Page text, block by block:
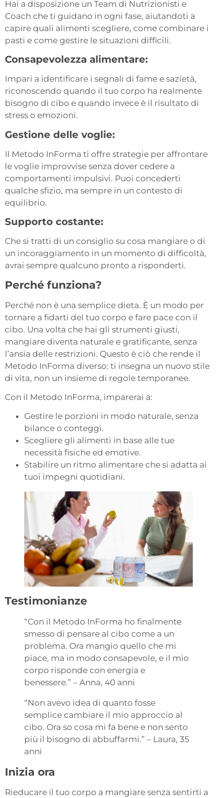
Hai a disposizione un Team di Nutrizionisti e
Coach che ti guidano in ogni fase, aiutandoti a
capire quali alimenti scegliere, come combinare i
pasti e come gestire le situazioni difficili.
Consapevolezza alimentare:
Impari a identificare i segnali di fame e sazietà,
riconoscendo quando il tuo corpo ha realmente
bisogno di cibo e quando invece è il risultato di
stress o emozioni.
Gestione delle voglie:
Il Metodo InForma ti offre strategie per affrontare
le voglie improvvise senza dover cedere a
comportamenti impulsivi. Puoi concederti
qualche sfizio, ma sempre in un contesto di
equilibrio.
Supporto costante:
Che si tratti di un consiglio su cosa mangiare o di
un incoraggiamento in un momento di difficoltà,
avrai sempre qualcuno pronto a risponderti.
Perché funziona?
Perché non è una semplice dieta. È un modo per
tornare a fidarti del tuo corpo e fare pace con il
cibo. Una volta che hai gli strumenti giusti,
mangiare diventa naturale e gratificante, senza
l’ansia delle restrizioni. Questo è ciò che rende il
Metodo InForma diverso: ti insegna un nuovo stile
di vita, non un insieme di regole temporanee.
Con il Metodo InForma, imparerai a:
Gestire le porzioni in modo naturale, senza
bilance o conteggi.
Scegliere gli alimenti in base alle tue
necessità fisiche ed emotive.
Stabilire un ritmo alimentare che si adatta ai
tuoi impegni quotidiani.
Testimonianze
“Con il Metodo InForma ho finalmente
smesso di pensare al cibo come a un
problema. Ora mangio quello che mi
piace, ma in modo consapevole, e il mio
corpo risponde con energia e
benessere.” – Anna, 40 anni
“Non avevo idea di quanto fosse
semplice cambiare il mio approccio al
cibo. Ora so cosa mi fa bene e non sento
più il bisogno di abbuffarmi.” – Laura, 35
anni
Inizia ora
Rieducare il tuo corpo a mangiare senza sentirti a